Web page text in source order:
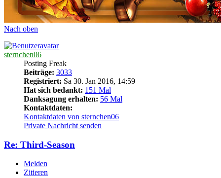
Nach oben
sternchen06
Posting Freak
Beiträge: 3033
Registriert: Sa 30. Jan 2016, 14:59
Hat sich bedankt: 151 Mal
Danksagung erhalten: 56 Mal
Kontaktdaten:
Kontaktdaten von sternchen06
Private Nachricht senden
Re: Third-Season
Melden
Zitieren